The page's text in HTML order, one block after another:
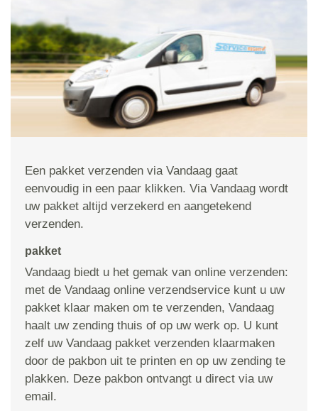
Een pakket verzenden via Vandaag gaat
eenvoudig in een paar klikken. Via Vandaag wordt
uw pakket altijd verzekerd en aangetekend
verzenden.
pakket
Vandaag biedt u het gemak van online verzenden:
met de Vandaag online verzendservice kunt u uw
pakket klaar maken om te verzenden, Vandaag
haalt uw zending thuis of op uw werk op. U kunt
zelf uw Vandaag pakket verzenden klaarmaken
door de pakbon uit te printen en op uw zending te
plakken. Deze pakbon ontvangt u direct via uw
email.